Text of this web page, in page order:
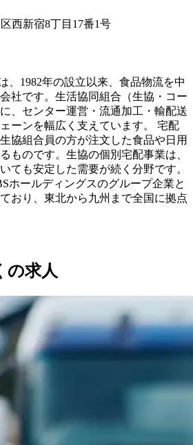
西新宿8丁目17番1号
、1982年の設立以来、食品物流を中
社です。生活協同組合（生協・コー
、センター運営・流通加工・輸配送
ーンを幅広く支えています。 宅配
協組合員の方が注文した食品や日用
ものです。生協の個別宅配事業は、
ても安定した需要が続く分野です。
ホールディングスのグループ企業と
おり、東北から九州まで全国に拠点
の求人